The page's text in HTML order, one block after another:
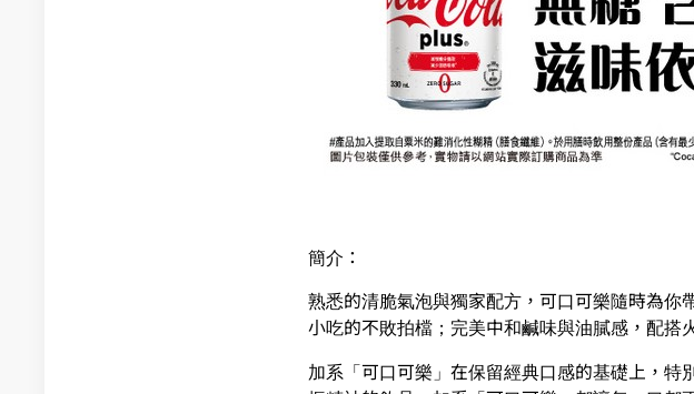
簡介：
熟悉的清脆氣泡與獨家配方，可口可樂隨時為
小吃的不敗拍檔；完美中和鹹味與油膩感，配搭
加系「可口可樂」在保留經典口感的基礎上，